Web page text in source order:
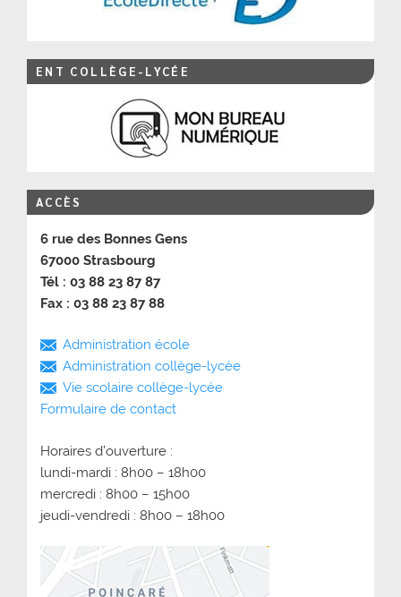
ENT COLLÈGE-LYCÉE
ACCÈS
6 rue des Bonnes Gens
67000 Strasbourg
Tél : 03 88 23 87 87
Fax : 03 88 23 87 88
Administration école
Administration collège-lycée
Vie scolaire collège-lycée
Formulaire de contact
Horaires d’ouverture :
lundi-mardi : 8h00 – 18h00
mercredi : 8h00 – 15h00
jeudi-vendredi : 8h00 – 18h00